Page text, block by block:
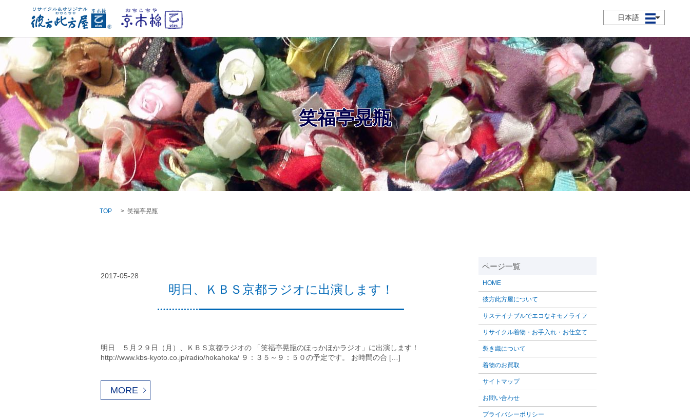
日本語
メニュー
笑福亭晃瓶
TOP 笑福亭晃瓶
2017-05-28
明日、ＫＢＳ京都ラジオに出演します！
明日 ５月２９日（月）、ＫＢＳ京都ラジオの 「笑福亭晃瓶のほっかほかラジオ」に出演します！
http://www.kbs-kyoto.co.jp/radio/hokahoka/ ９：３５～９：５０の予定です。 お時間の合 […]
MORE
HOME
彼方此方屋について
サステイナブルでエコなキモノライフ
リサイクル着物・お手入れ・お仕立て
裂き織について
着物のお買取
サイトマップ
お問い合わせ
プライバシーポリシー